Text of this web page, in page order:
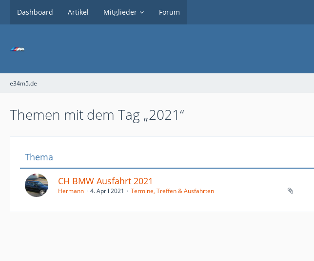
Dashboard Artikel Mitglieder Forum
e34m5.de
Themen mit dem Tag „2021“
Thema
CH BMW Ausfahrt 2021
Hermann 4. April 2021 Termine, Treffen & Ausfahrten